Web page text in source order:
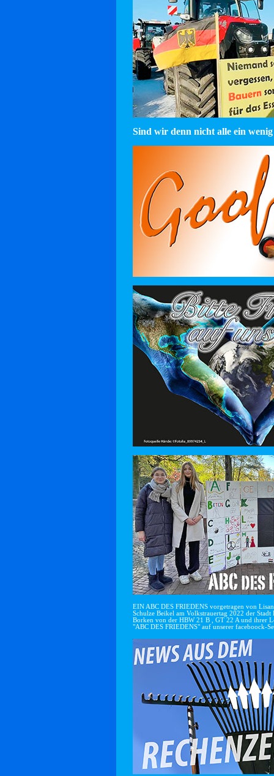
Sind wir denn nicht alle ein wenig
EIN ABC DES FRIEDENS vorgetragen von
Schulze Beikel am Volkstrauertag 2022 der
Borken von der HBW 21 B , GT 22 A und ihrer
"ABC DES FRIEDENS" auf unserer faceboock-